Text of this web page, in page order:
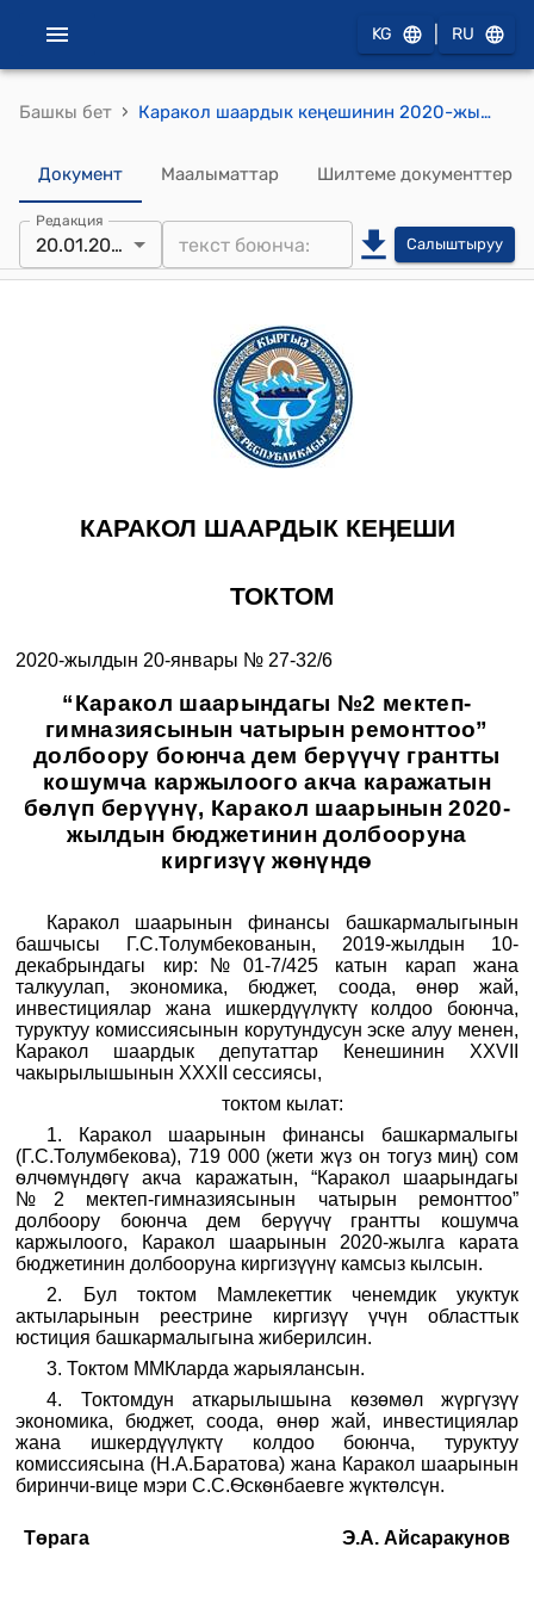
KG RU
Башкы бет › Каракол шаардык кеңешинин 2020-жылдын 20-январы № 27-32/6 "“Каракол шаарындагы №2 мектеп-гимназиясынын чатырын ремонттоо” долбоору боюнча дем берүүчү грантты кошумча каржылоого акча каражатын бѳлүп берүүнү, Каракол шаарынын 2020-жылдын бюджетинин долбооруна киргизүү жѳнүндѳ" токтому
Документ Маалыматтар Шилтеме документтер
Редакция
20.01.2020 Салыштыруу